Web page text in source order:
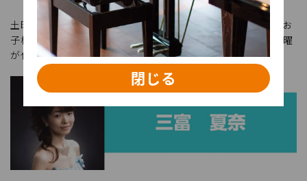
土曜日担当です。幼児の基礎音楽コースも受け持っており、お
子様から大人まで幅広く人気があります。なんといっても土曜
が仕事お休みのかたにはうってつけ！
閉じる